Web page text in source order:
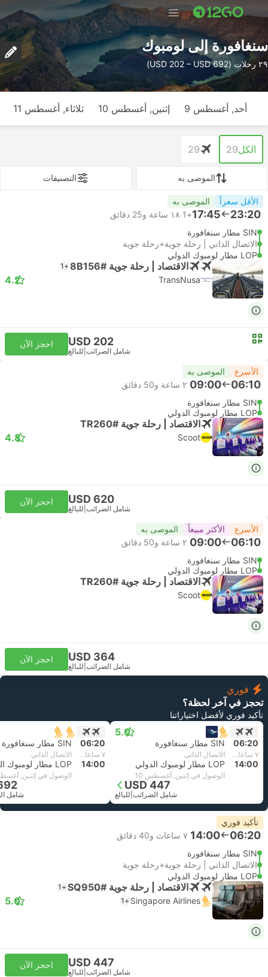
سنغافورة إلى لومبوك
٢٩ رحلات (USD 202 – USD 692)
أحد, أغسطس 9 إثنين, أغسطس 10 ثلاثاء, أغسطس 11
الكل29
29
الموصى به التصنيفات
الأقل سعراً الموصى به
23:20
17:45
+1
١٨ ساعة و‫25 دقائق
SIN مطار سنغافورة
الاتصال الذاتي | رحلة جوية+رحلة جوية
LOP مطار لومبوك الدولي
الاقتصاد | رحلة جوية #8B156 +1
TransNusa
4.2
USD 202
شامل الضرائب للبالغ
احجز الآن
الأسرع الموصى به
06:10
09:00 ٢ ساعة و‫50 دقائق
SIN مطار سنغافورة
LOP مطار لومبوك الدولي
الاقتصاد | رحلة جوية #TR260
Scoot
4.8
USD 620
شامل الضرائب للبالغ
احجز الآن
الأسرع الأكثر مبيعاً الموصى به
06:10
09:00 ٢ ساعة و‫50 دقائق
SIN مطار سنغافورة
LOP مطار لومبوك الدولي
الاقتصاد | رحلة جوية #TR260
Scoot
USD 364
شامل الضرائب للبالغ
احجز الآن
فوري
تحجز في آخر لحظة؟
تأكيد فوري لأفضل اختياراتنا
5.0
06:20 SIN مطار سنغافورة
٧ ساعات و‫40 دقائق الاتصال الذاتي
14:00 LOP مطار لومبوك الدولي
الوصول في إثنين, أغسطس 10
USD 447
شامل الضرائب للبالغ
06:20 SIN مطار سنغافورة
٧ ساعات و‫40 دقائق الاتصال الذاتي
14:00 LOP مطار لومبوك الدولي
الوصول في إثنين,
شامل
تأكيد فوري
06:20
14:00 ٧ ساعات و‫40 دقائق
SIN مطار سنغافورة
الاتصال الذاتي | رحلة جوية+رحلة جوية
LOP مطار لومبوك الدولي
الاقتصاد | رحلة جوية #SQ950 +1
Singapore Airlines
+1
5.0
USD 447
شامل الضرائب للبالغ
احجز الآن